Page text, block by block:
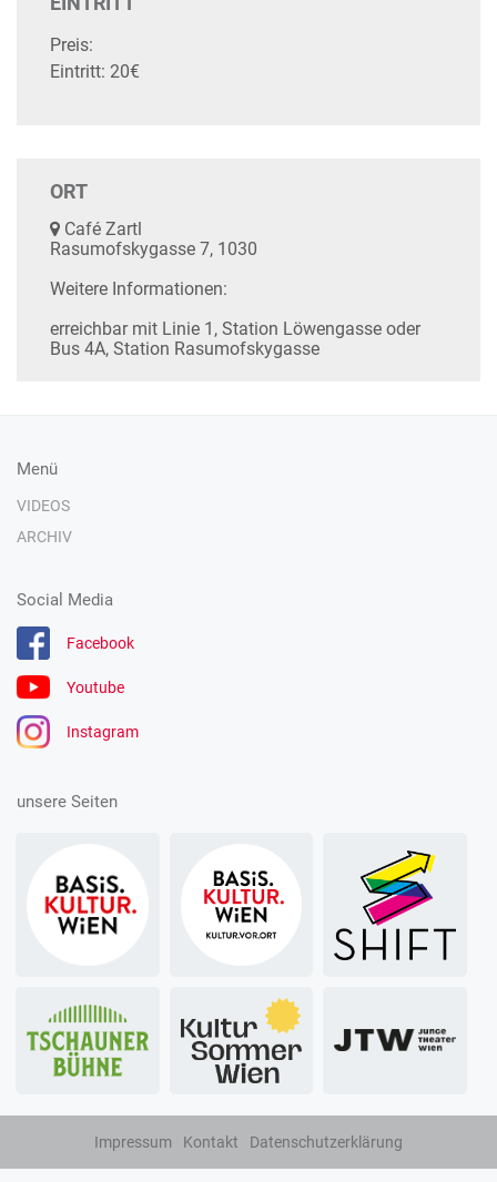
Preis:
Eintritt: 20€
ORT
Café Zartl
Rasumofskygasse 7, 1030
Weitere Informationen:
erreichbar mit Linie 1, Station Löwengasse oder
Bus 4A, Station Rasumofskygasse
Menü
VIDEOS
ARCHIV
Social Media
Facebook
Youtube
Instagram
unsere Seiten
Impressum Kontakt Datenschutzerklärung